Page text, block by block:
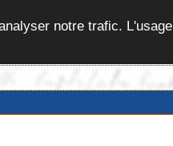
notre trafic. L'usage